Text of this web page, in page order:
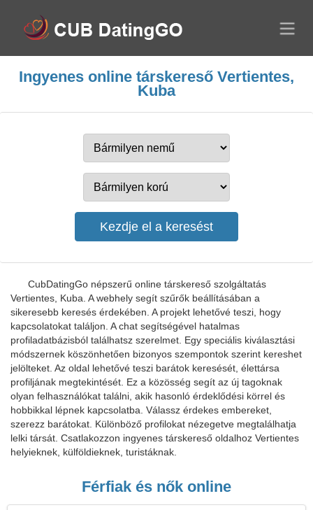
Ingyenes online társkereső Vertientes,
Kuba
CubDatingGo népszerű online társkereső szolgáltatás
Vertientes, Kuba. A webhely segít szűrők beállításában a
sikeresebb keresés érdekében. A projekt lehetővé teszi, hogy
kapcsolatokat találjon. A chat segítségével hatalmas
profiladatbázisból találhatsz szerelmet. Egy speciális kiválasztási
módszernek köszönhetően bizonyos szempontok szerint kereshet
jelölteket. Az oldal lehetővé teszi barátok keresését, élettársa
profiljának megtekintését. Ez a közösség segít az új tagoknak
olyan felhasználókat találni, akik hasonló érdeklődési körrel és
hobbikkal lépnek kapcsolatba. Válassz érdekes embereket,
szerezz barátokat. Különböző profilokat nézegetve megtalálhatja
lelki társát. Csatlakozzon ingyenes társkereső oldalhoz Vertientes
helyieknek, külföldieknek, turistáknak.
Férfiak és nők online